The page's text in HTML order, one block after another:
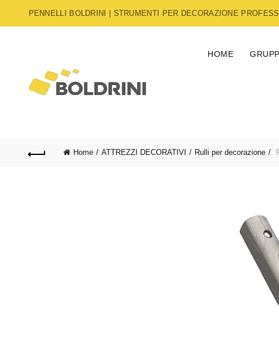
PENNELLI BOLDRINI | STRUMENTI PER DECORAZIONE
HOME
Home ATTREZZI DECORATIVI Rulli per decorazione